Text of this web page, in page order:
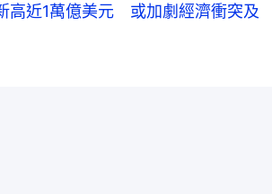
高近1萬億美元 或加劇經濟衝突及